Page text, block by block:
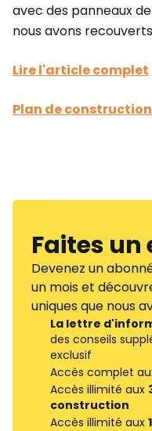
avec des panneaux
nous avons
Lire l'article complet
Plan de construction
Faites un
Devenez un
un mois et
uniques que nous
La lettre
des conseils
exclusif
Accès complet
Accès illimité aux
construction
Accès illimité aux